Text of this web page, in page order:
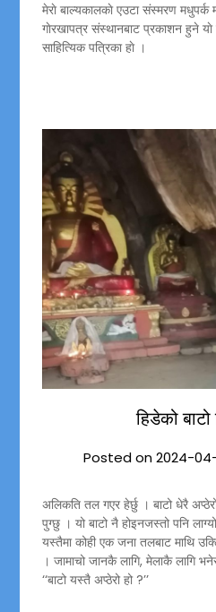
मेराे बाल्यकालकाे एउटा संस्मरण मधुपर्क
गाेरखापत्र संस्थानबाट प्रकाशन हुने
साहित्यिक पत्रिका हाे ।
हिडेको बाटो
Posted on2024-
अलिकति तल गएर हेर्छु । बाटो धेरै
पुग्छु । यो बाटो नै होइनजस्तो पनि
यस्तैमा कोही एक जना तलबाट माथि
। जामाचो जानकै लागि, मेलाकै लागि
‘‘बाटो यस्तै अप्ठेरो हो ?’’